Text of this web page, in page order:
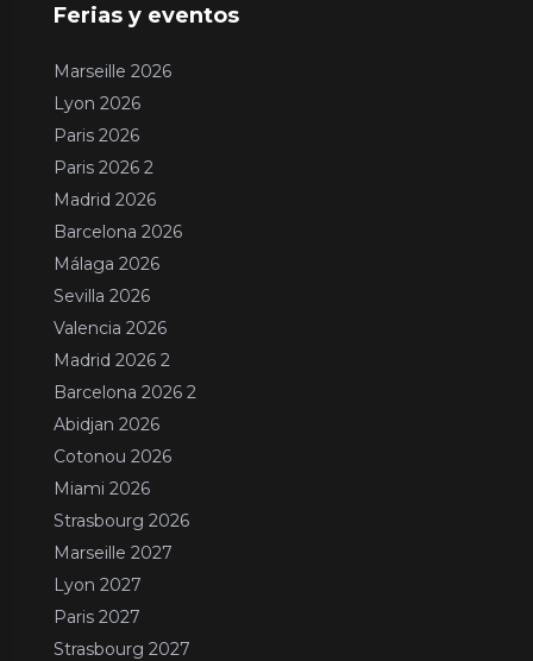
Ferias y eventos
Marseille 2026
Lyon 2026
Paris 2026
Paris 2026 2
Madrid 2026
Barcelona 2026
Málaga 2026
Sevilla 2026
Valencia 2026
Madrid 2026 2
Barcelona 2026 2
Abidjan 2026
Cotonou 2026
Miami 2026
Strasbourg 2026
Marseille 2027
Lyon 2027
Paris 2027
Strasbourg 2027